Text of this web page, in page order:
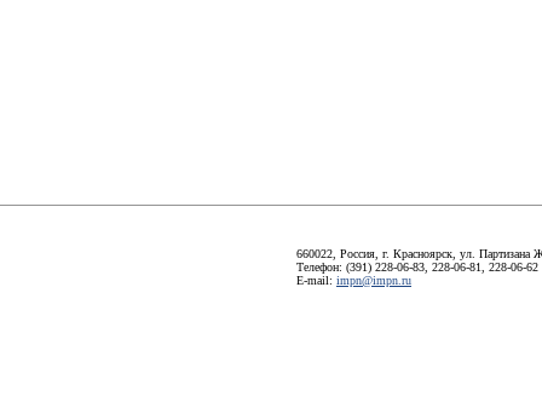
660022, Россия, г. Красноярск, ул. Партизана
Телефон: (391) 228-06-83, 228-06-81, 228-06-62
E-mail: impn@impn.ru